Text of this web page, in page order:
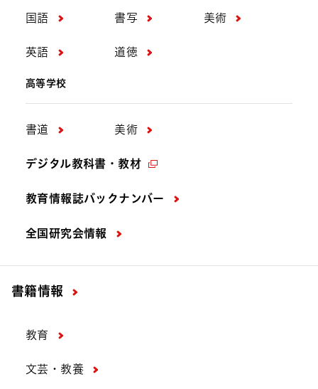
国語 書写 美術
英語 道徳
高等学校
書道 美術
デジタル教科書・教材
教育情報誌バックナンバー
全国研究会情報
書籍情報
教育
文芸・教養